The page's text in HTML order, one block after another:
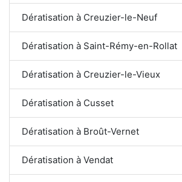
Dératisation à Creuzier-le-Neuf
Dératisation à Saint-Rémy-en-Rollat
Dératisation à Creuzier-le-Vieux
Dératisation à Cusset
Dératisation à Broût-Vernet
Dératisation à Vendat